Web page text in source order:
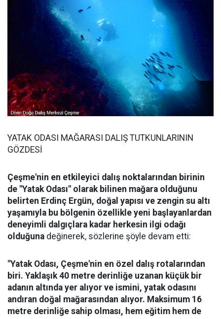
YATAK ODASI MAĞARASI DALIŞ TUTKUNLARININ
GÖZDESİ
Çeşme'nin en etkileyici dalış noktalarından birinin
de "Yatak Odası" olarak bilinen mağara olduğunu
belirten Erdinç Ergün, doğal yapısı ve zengin su altı
yaşamıyla bu bölgenin özellikle yeni başlayanlardan
deneyimli dalgıçlara kadar herkesin ilgi odağı
olduğuna değinerek, sözlerine şöyle devam etti:
"Yatak Odası, Çeşme'nin en özel dalış rotalarından
biri. Yaklaşık 40 metre derinliğe uzanan küçük bir
adanın altında yer alıyor ve ismini, yatak odasını
andıran doğal mağarasından alıyor. Maksimum 16
metre derinliğe sahip olması, hem eğitim hem de